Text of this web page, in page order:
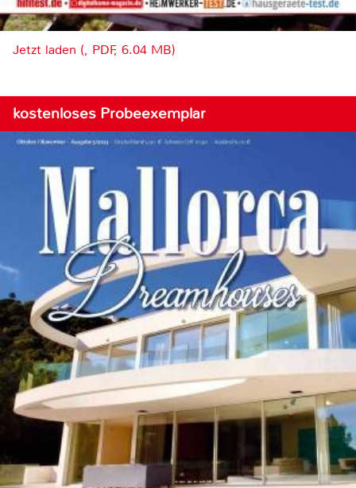
Jetzt laden (, PDF, 6.04 MB)
kostenloses Probeexemplar